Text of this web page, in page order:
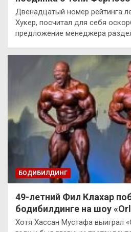
Двенадцатый номер рейтинга
Хукер, посчитал для себя
предложение менеджера
БОДИБИЛДИНГ
49-летний Фил Клахар
бодибилдинге на шоу
Хотя Хассан Мустафа выиграл